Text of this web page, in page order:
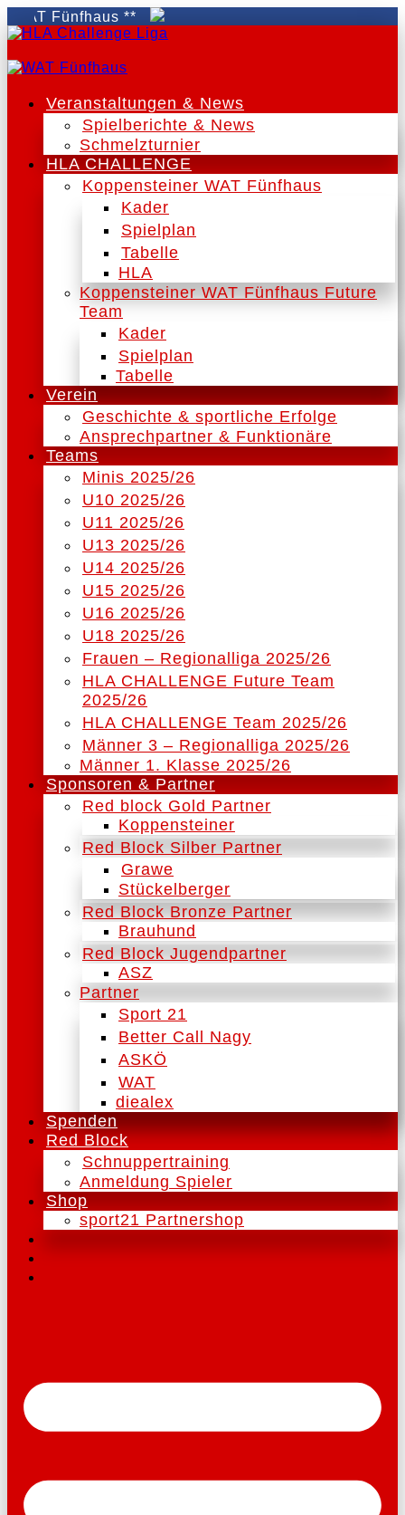
Fünfhaus **
Veranstaltungen & News
Spielberichte & News
Schmelzturnier
HLA CHALLENGE
Koppensteiner WAT Fünfhaus
Kader
Spielplan
Tabelle
HLA
Koppensteiner WAT Fünfhaus Future
Team
Kader
Spielplan
Tabelle
Verein
Geschichte & sportliche Erfolge
Ansprechpartner & Funktionäre
Teams
Minis 2025/26
U10 2025/26
U11 2025/26
U13 2025/26
U14 2025/26
U15 2025/26
U16 2025/26
U18 2025/26
Frauen – Regionalliga 2025/26
HLA CHALLENGE Future Team
2025/26
HLA CHALLENGE Team 2025/26
Männer 3 – Regionalliga 2025/26
Männer 1. Klasse 2025/26
Sponsoren & Partner
Red block Gold Partner
Koppensteiner
Red Block Silber Partner
Grawe
Stückelberger
Red Block Bronze Partner
Brauhund
Red Block Jugendpartner
ASZ
Partner
Sport 21
Better Call Nagy
ASKÖ
WAT
diealex
Spenden
Red Block
Schnuppertraining
Anmeldung Spieler
Shop
sport21 Partnershop